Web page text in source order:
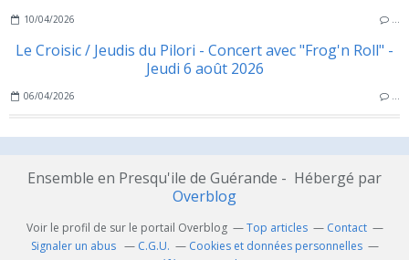
10/04/2026 …
Le Croisic / Jeudis du Pilori - Concert avec "Frog'n Roll" -
Jeudi 6 août 2026
06/04/2026 …
Ensemble en Presqu'ile de Guérande - Hébergé par
Overblog
Voir le profil de sur le portail Overblog Top articles
Contact
Signaler un abus
C.G.U.
Cookies et données personnelles